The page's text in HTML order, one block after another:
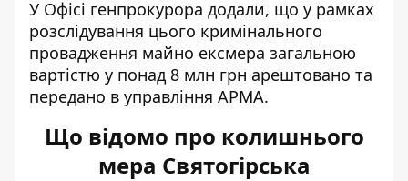
У Офісі генпрокурора додали, що у рамках
розслідування цього кримінального
провадження майно ексмера загальною
вартістю у понад 8 млн грн арештовано та
передано в управління АРМА.
Що відомо про колишнього
мера Святогірська